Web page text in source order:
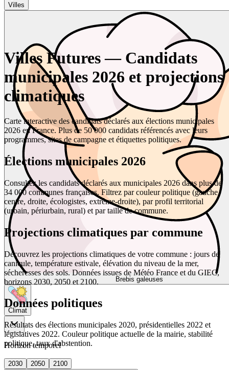
Villes
Brebis galeuses
Climat
Horizon temporel
2030 2050
2100
Villes Futures — Candidats
municipales 2026 et projections
climatiques
Carte interactive des candidats déclarés aux élections municipales
2026 en France. Plus de 50 000 candidats référencés avec leurs
programmes, sites de campagne et étiquettes politiques.
Élections municipales 2026
Consultez les candidats déclarés aux municipales 2026 dans plus de
34 000 communes françaises. Filtrez par couleur politique (gauche,
centre, droite, écologistes, extrême-droite), par profil territorial
(urbain, périurbain, rural) et par taille de commune.
Projections climatiques par commune
Découvrez les projections climatiques de votre commune : jours de
canicule, température estivale, élévation du niveau de la mer,
sécheresses des sols. Données issues de Météo France et du GIEC,
horizons 2030, 2050 et 2100.
Données politiques
Résultats des élections municipales 2020, présidentielles 2022 et
législatives 2022. Couleur politique actuelle de la mairie, stabilité
politique, taux d'abstention.